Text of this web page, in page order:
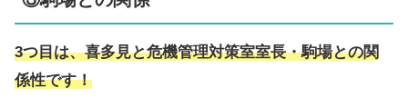
3つ目は、喜多見と危機管理対策室室長・駒場との関
係性です！